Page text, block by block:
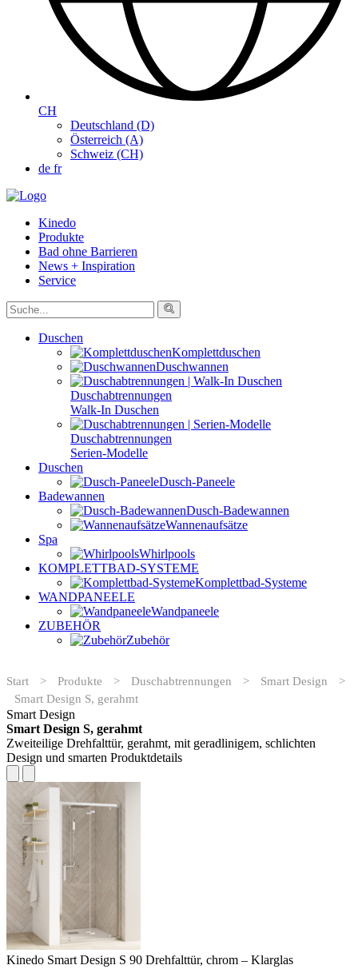
CH
Deutschland (D)
Österreich (A)
Schweiz (CH)
de fr
Kinedo
Produkte
Bad ohne Barrieren
News + Inspiration
Service
Duschen
Komplettduschen
Duschwannen
Duschabtrennungen
Walk-In Duschen
Duschabtrennungen
Serien-Modelle
Duschen
Dusch-Paneele
Badewannen
Dusch-Badewannen
Wannenaufsätze
Spa
Whirlpools
KOMPLETTBAD-SYSTEME
Komplettbad-Systeme
WANDPANEELE
Wandpaneele
ZUBEHÖR
Zubehör
Start > Produkte > Duschabtrennungen > Smart Design
>
Smart Design S, gerahmt
Smart Design
Smart Design S, gerahmt
Zweiteilige Drehfalttür, gerahmt, mit geradlinigem, schlichten
Design und smarten Produktdetails
Kinedo Smart Design S 90 Drehfalttür, chrom – Klarglas